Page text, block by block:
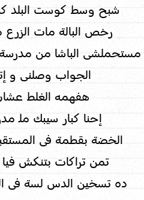
شبح وسط كوست البلد
رخص البالة مات الزرع
مستحملشى الباشا من
الجواب وصلنى و
هفهمه الغلط
إحنا كبار سيبك ملـ
الخضة بقطمة فى
تمن تراكات بتنكش
ده تسخين الدس لسة فى